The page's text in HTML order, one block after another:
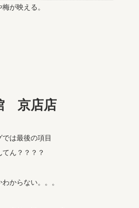
が映える。
京店店
は最後の項目
ん？？？？
からない。。。